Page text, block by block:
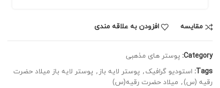
مقايسه افزودن به علاقه مندی
Category: پوستر های مذهبی
Tags: استودیو گرافیک , پوستر لایه باز , پوستر لایه باز میلاد حضرت
رقیه (س), میلاد حضرت رقیه(س)